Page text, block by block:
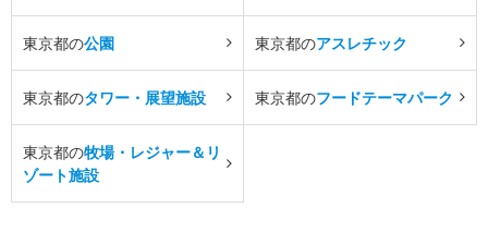
東京都の公園 東京都のアスレチック
東京都のタワー・展望施設 東京都のフードテーマパーク
東京都の牧場・レジャー＆リ
ゾート施設